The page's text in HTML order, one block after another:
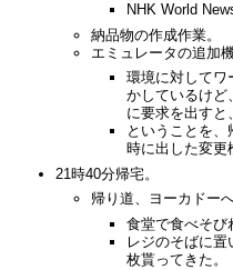
NHK World
納品物の作成作業。
エミュレータの追加
環境に対してワ
かしているけど
に要求を出すと
ということを
時に出した変更
21時40分帰宅。
帰り道、ヨーカドーへ
食堂で食べそび
レジのそばに
枚貰ってきた。